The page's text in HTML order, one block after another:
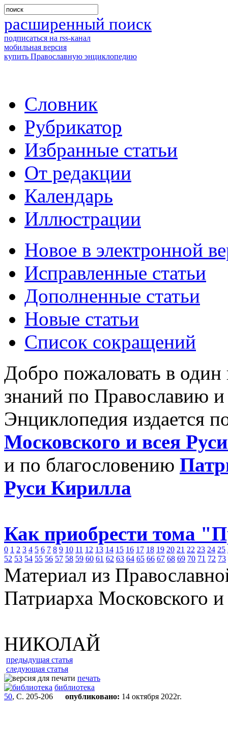
расширенный поиск
подписаться на rss-канал
мобильная версия
купить Православную энциклопедию
Словник
Рубрикатор
Избранные статьи
От редакции
Календарь
Иллюстрации
Новое в электронной
Исправленные статьи
Дополненные статьи
Новые статьи
Список сокращений
Добро пожаловать в
знаний по Православию
Энциклопедия издается
Московского и всея
и по благословению
Руси Кирилла
Как приобрести тома
0 1 2 3 4 5 6 7 8 9 10 11 12 13 14 15 16 17 18 19 20 21 22 23 24 25
52 53 54 55 56 57 58 59 60 61 62 63 64 65 66 67 68 69 70 71 72 73
Материал из
Патриарха Московского
НИКОЛАЙ
предыдущая статья
следующая статья
печать
библиотека
50, С. 205-206 опубликовано: 14 октября 2022г.